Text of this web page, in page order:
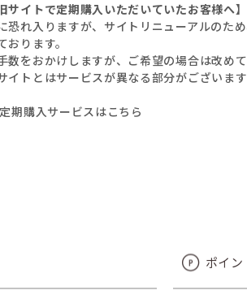
旧サイトで定期購入いただいていたお客様へ】
恐れ入りますが、サイトリニューアルのた
おります。
数をおかけしますが、ご希望の場合は改め
イトとはサービスが異なる部分がございま
期購入サービスはこちら
ポイ